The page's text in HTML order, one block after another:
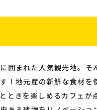
囲まれた人気観光地。そ
！地元産の新鮮な食材を
きを楽しめるカフェが